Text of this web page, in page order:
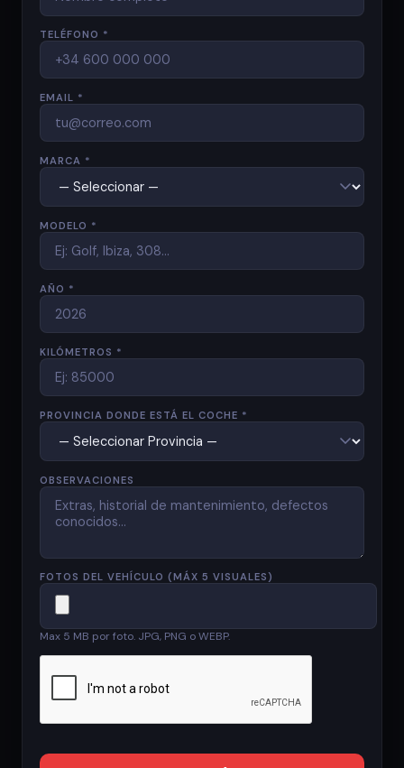
TELÉFONO *
EMAIL *
MARCA *
MODELO *
AÑO *
KILÓMETROS *
PROVINCIA DONDE ESTÁ EL COCHE *
OBSERVACIONES
FOTOS DEL VEHÍCULO (MÁX 5 VISUALES)
Max 5 MB por foto. JPG, PNG o WEBP.